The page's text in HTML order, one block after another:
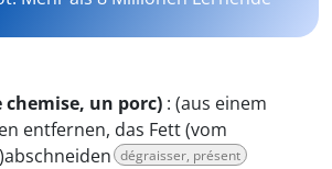
chemise, un porc) : (aus einem
entfernen, das Fett (vom
dégraisser, présent